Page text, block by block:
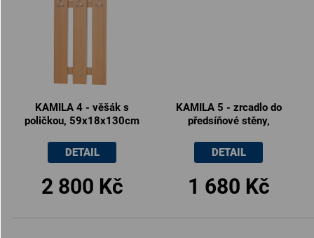
KAMILA 4 - věšák s
poličkou, 59x18x130cm
2 800 Kč
DETAIL
KAMILA 5 - zrcadlo do
předsíňové stěny,
1 680 Kč
DETAIL